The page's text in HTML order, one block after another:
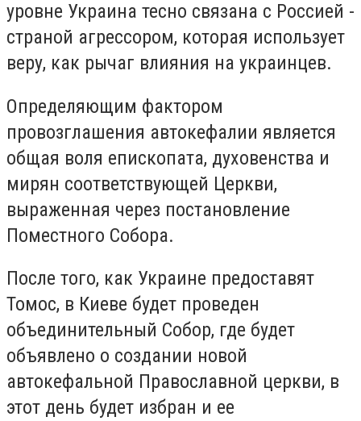
уровне Украина тесно связана с Россией -
страной агрессором, которая использует
веру, как рычаг влияния на украинцев.
Определяющим фактором
провозглашения автокефалии является
общая воля епископата, духовенства и
мирян соответствующей Церкви,
выраженная через постановление
Поместного Собора.
После того, как Украине предоставят
Томос, в Киеве будет проведен
объединительный Собор, где будет
объявлено о создании новой
автокефальной Православной церкви, в
этот день будет избран и ее